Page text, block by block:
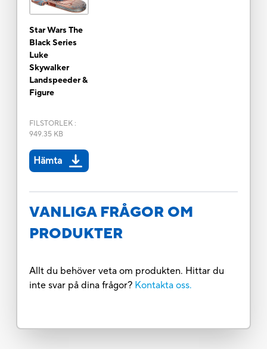
Star Wars The
Black Series
Luke
Skywalker
Landspeeder &
Figure
FILSTORLEK:
949.35 KB
Hämta
VANLIGA FRÅGOR OM
PRODUKTER
Allt du behöver veta om produkten. Hittar du
inte svar på dina frågor? Kontakta oss.